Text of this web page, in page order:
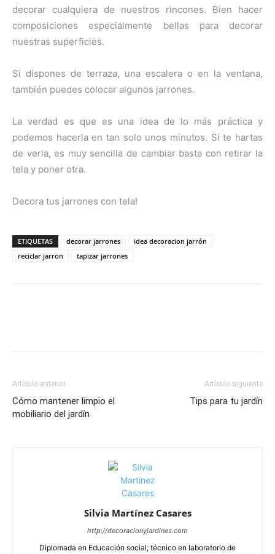
decorar cualquiera de nuestros rincones. Bien hacer
composiciones especialmente bellas para decorar
nuestras superficies.
Si dispones de terraza, una escalera o en la ventana,
también puedes colocar algunos jarrones.
La verdad es que es una idea de lo más práctica y
podemos hacerla en tan solo unos minutos. Si te hartas
de verla, es muy sencilla de cambiar basta con retirar la
tela y poner otra.
Decora tus jarrones con tela!
ETIQUETAS decorar jarrones
idea decoracion jarrón
reciclar jarron
tapizar jarrones
Artículo anterior
Cómo mantener limpio el
mobiliario del jardín
Artículo siguiente
Tips para tu jardín
Silvia Martínez Casares
http://decoracionyjardines.com
Diplomada en Educación social; técnico en laboratorio de